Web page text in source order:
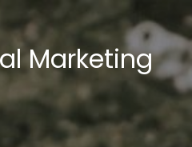
Marketing